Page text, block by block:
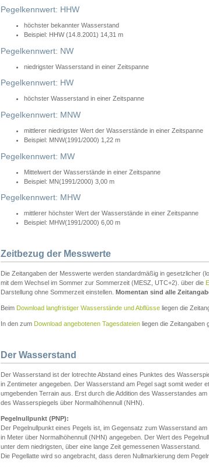
Pegelkennwert: HHW
höchster bekannter Wasserstand
Beispiel: HHW (14.8.2001) 14,31 m
Pegelkennwert: NW
niedrigster Wasserstand in einer Zeitspanne
Pegelkennwert: HW
höchster Wasserstand in einer Zeitspanne
Pegelkennwert: MNW
mittlerer niedrigster Wert der Wasserstände in einer Zeitspanne
Beispiel: MNW(1991/2000) 1,22 m
Pegelkennwert: MW
Mittelwert der Wasserstände in einer Zeitspanne
Beispiel: MN(1991/2000) 3,00 m
Pegelkennwert: MHW
mittlerer höchster Wert der Wasserstände in einer Zeitspanne
Beispiel: MHW(1991/2000) 6,00 m
Zeitbezug der Messwerte
Die Zeitangaben der Messwerte werden standardmäßig in gesetzlicher
mit dem Wechsel im Sommer zur Sommerzeit (MESZ, UTC+2). über die
Darstellung ohne Sommerzeit einstellen. Momentan sind alle
Beim Download langfristiger Wasserstände und Abflüsse liegen die
In den zum Download angebotenen Tagesdateien liegen die Zeitangaben
Der Wasserstand
Der Wasserstand ist der lotrechte Abstand eines Punktes des
in Zentimeter angegeben. Der Wasserstand am Pegel sagt somit weder
umgebenden Terrain aus. Erst durch die Addition des Wasserstandes
des Wasserspiegels über Normalhöhennull (NHN).
Pegelnullpunkt (PNP):
Der Pegelnullpunkt eines Pegels ist, im Gegensatz zum Wasserstand
in Meter über Normalhöhennull (NHN) angegeben. Der Wert des
unter dem niedrigsten, über eine lange Zeit gemessenen Wasserstand.
Die Pegellatte wird so angebracht, dass deren Nullmarkierung dem